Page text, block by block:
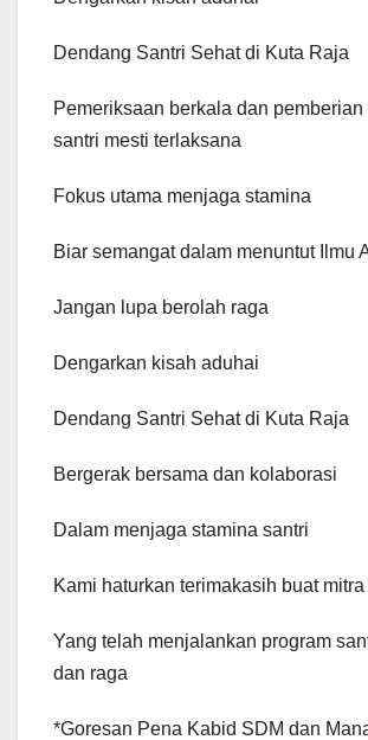
Dendang Santri Sehat di Kuta Raja
Pemeriksaan berkala dan pemberian
santri mesti terlaksana
Fokus utama menjaga stamina
Biar semangat dalam menuntut Ilmu
Jangan lupa berolah raga
Dengarkan kisah aduhai
Dendang Santri Sehat di Kuta Raja
Bergerak bersama dan kolaborasi
Dalam menjaga stamina santri
Kami haturkan terimakasih buat
Yang telah menjalankan program
dan raga
*Goresan Pena Kabid SDM dan